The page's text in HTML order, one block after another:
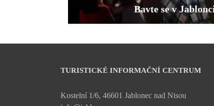
Bavte se v
TURISTICKÉ INFORMAČNÍ CENTRUM
Kostelní 1/6, 46601 Jablonec nad Nisou